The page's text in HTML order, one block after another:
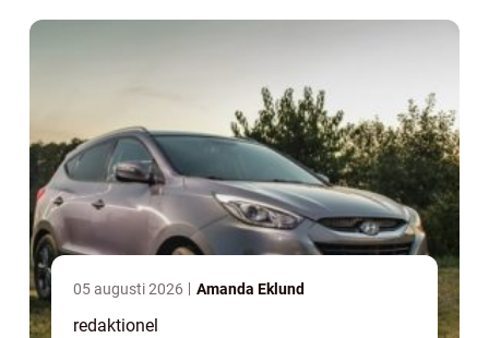
05 augusti 2026 Amanda Eklund
redaktionel